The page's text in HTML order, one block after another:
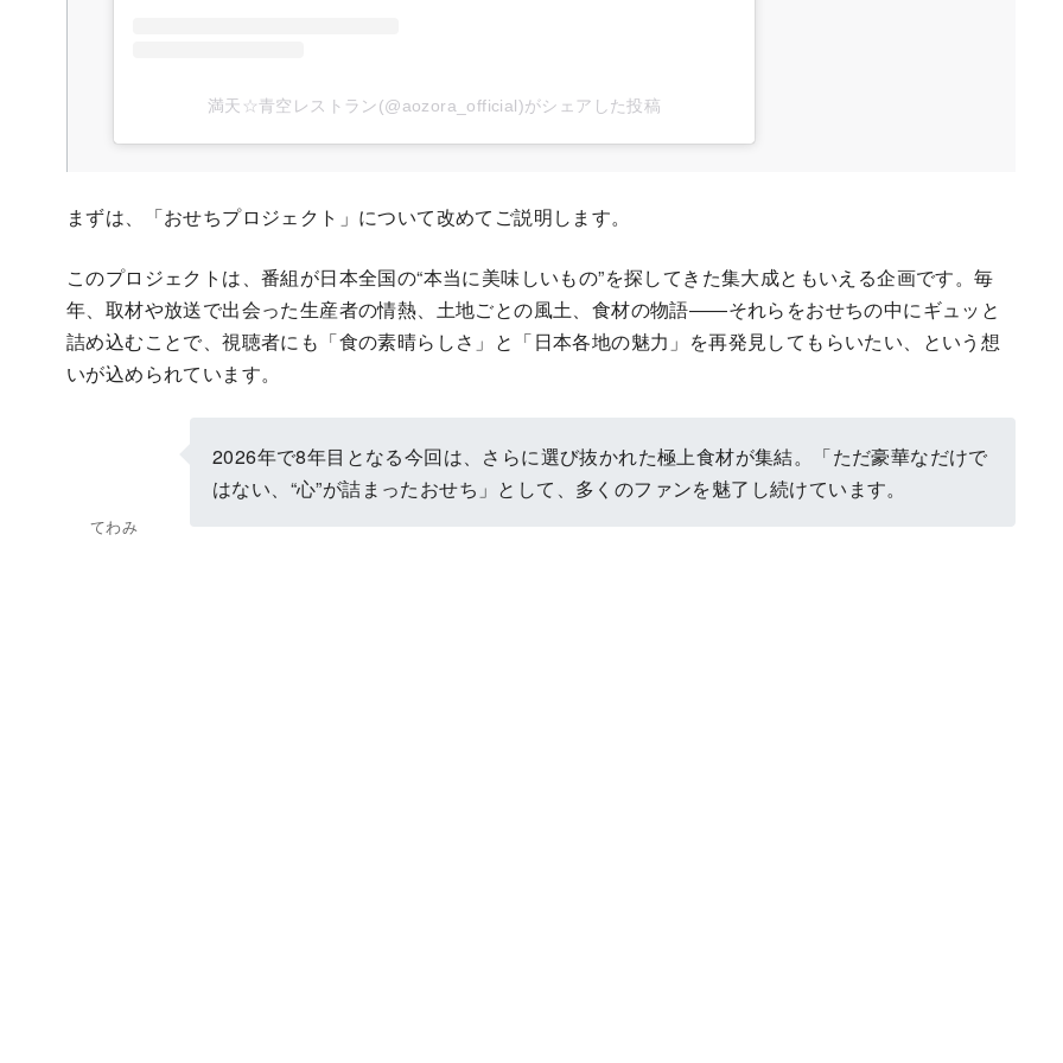
満天☆青空レストラン(@aozora_official)がシェアした投稿
まずは、「おせちプロジェクト」について改めてご説明します。
このプロジェクトは、番組が日本全国の“本当に美味しいもの”を探してきた集大成ともいえる企画です。毎
年、取材や放送で出会った生産者の情熱、土地ごとの風土、食材の物語――それらをおせちの中にギュッと
詰め込むことで、視聴者にも「食の素晴らしさ」と「日本各地の魅力」を再発見してもらいたい、という想
いが込められています。
てわみ
2026年で8年目となる今回は、さらに選び抜かれた極上食材が集結。「ただ豪華なだけで
はない、“心”が詰まったおせち」として、多くのファンを魅了し続けています。